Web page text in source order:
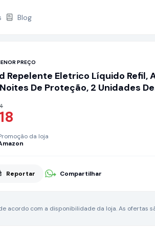
Blog
PREÇO
Repelente Eletrico Líquido Refil,
De Proteção, 2 Unidades De
18
da loja
Reportar Compartilhar
acordo com a disponibilidade da loja. As ofertas